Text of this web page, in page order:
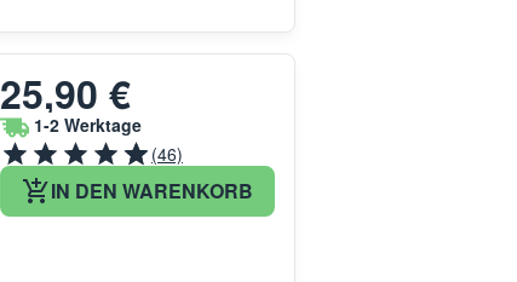
25,90 €
1-2 Werktage
(46)
IN DEN WARENKORB